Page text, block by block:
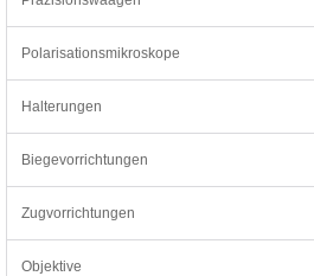
Polarisationsmikroskope
Halterungen
Biegevorrichtungen
Zugvorrichtungen
Objektive